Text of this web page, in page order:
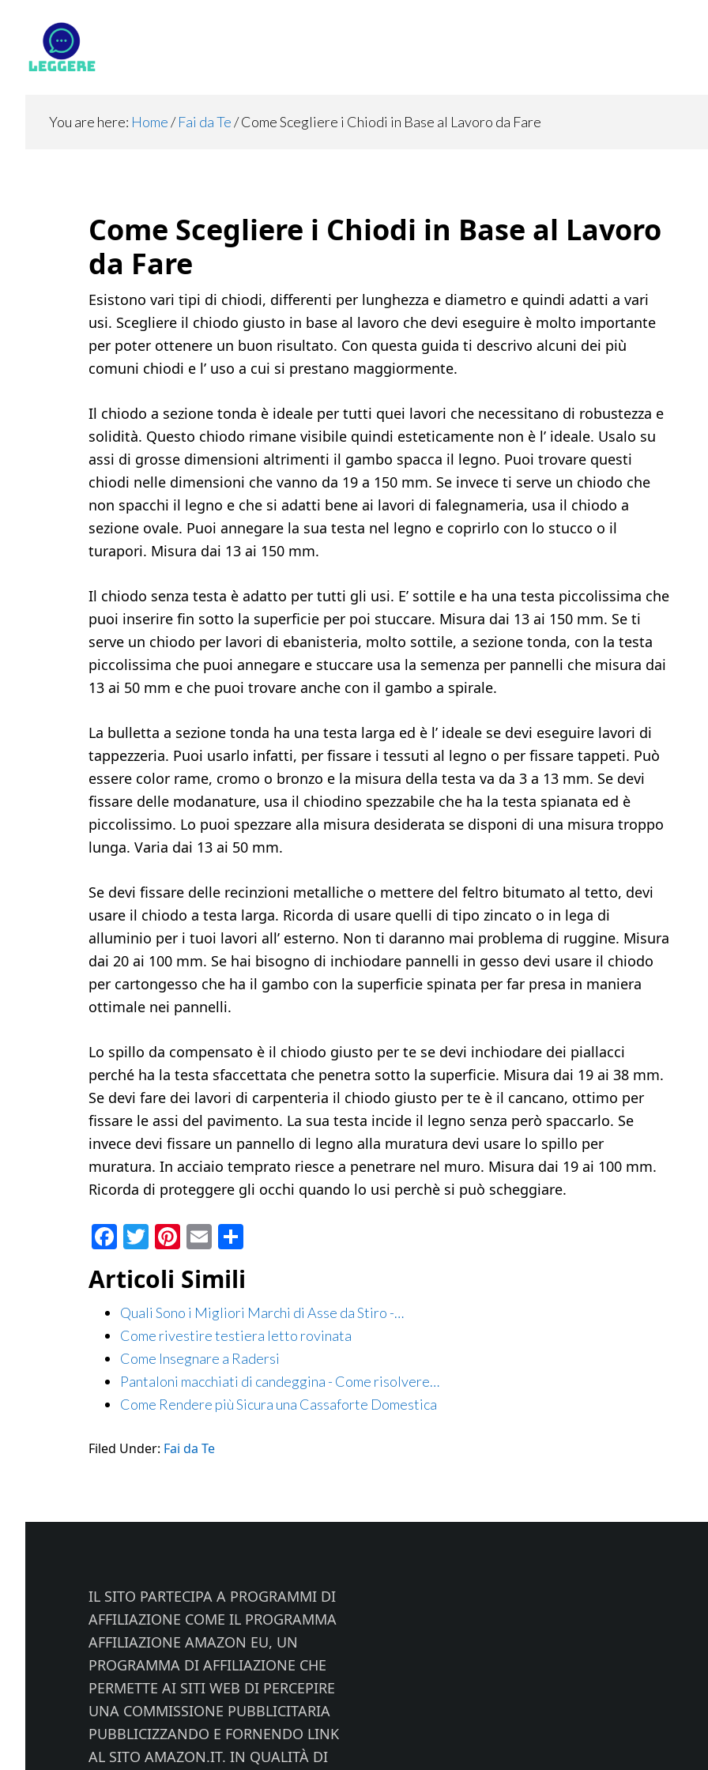
primary
footer
You are here: Home/ Fai da Te/Come Scegliere i Chiodi in Base al Lavoro da Fare
Come Scegliere i Chiodi in Base al Lavoro
da Fare
Esistono vari tipi di chiodi, differenti per lunghezza e diametro e quindi adatti a vari
usi. Scegliere il chiodo giusto in base al lavoro che devi eseguire è molto importante
per poter ottenere un buon risultato. Con questa guida ti descrivo alcuni dei più
comuni chiodi e l’ uso a cui si prestano maggiormente.
Il chiodo a sezione tonda è ideale per tutti quei lavori che necessitano di robustezza e
solidità. Questo chiodo rimane visibile quindi esteticamente non è l’ ideale. Usalo su
assi di grosse dimensioni altrimenti il gambo spacca il legno. Puoi trovare questi
chiodi nelle dimensioni che vanno da 19 a 150 mm. Se invece ti serve un chiodo che
non spacchi il legno e che si adatti bene ai lavori di falegnameria, usa il chiodo a
sezione ovale. Puoi annegare la sua testa nel legno e coprirlo con lo stucco o il
turapori. Misura dai 13 ai 150 mm.
Il chiodo senza testa è adatto per tutti gli usi. E’ sottile e ha una testa piccolissima che
puoi inserire fin sotto la superficie per poi stuccare. Misura dai 13 ai 150 mm. Se ti
serve un chiodo per lavori di ebanisteria, molto sottile, a sezione tonda, con la testa
piccolissima che puoi annegare e stuccare usa la semenza per pannelli che misura dai
13 ai 50 mm e che puoi trovare anche con il gambo a spirale.
La bulletta a sezione tonda ha una testa larga ed è l’ ideale se devi eseguire lavori di
tappezzeria. Puoi usarlo infatti, per fissare i tessuti al legno o per fissare tappeti. Può
essere color rame, cromo o bronzo e la misura della testa va da 3 a 13 mm. Se devi
fissare delle modanature, usa il chiodino spezzabile che ha la testa spianata ed è
piccolissimo. Lo puoi spezzare alla misura desiderata se disponi di una misura troppo
lunga. Varia dai 13 ai 50 mm.
Se devi fissare delle recinzioni metalliche o mettere del feltro bitumato al tetto, devi
usare il chiodo a testa larga. Ricorda di usare quelli di tipo zincato o in lega di
alluminio per i tuoi lavori all’ esterno. Non ti daranno mai problema di ruggine. Misura
dai 20 ai 100 mm. Se hai bisogno di inchiodare pannelli in gesso devi usare il chiodo
per cartongesso che ha il gambo con la superficie spinata per far presa in maniera
ottimale nei pannelli.
Lo spillo da compensato è il chiodo giusto per te se devi inchiodare dei piallacci
perché ha la testa sfaccettata che penetra sotto la superficie. Misura dai 19 ai 38 mm.
Se devi fare dei lavori di carpenteria il chiodo giusto per te è il cancano, ottimo per
fissare le assi del pavimento. La sua testa incide il legno senza però spaccarlo. Se
invece devi fissare un pannello di legno alla muratura devi usare lo spillo per
muratura. In acciaio temprato riesce a penetrare nel muro. Misura dai 19 ai 100 mm.
Ricorda di proteggere gli occhi quando lo usi perchè si può scheggiare.
Facebook
Twitter
Pinterest
Email
Articoli Simili
Quali Sono i Migliori Marchi di Asse da Stiro -…
Come rivestire testiera letto rovinata
Come Insegnare a Radersi
Pantaloni macchiati di candeggina - Come risolvere…
Come Rendere più Sicura una Cassaforte Domestica​
Filed Under: Fai da Te
IL SITO PARTECIPA A PROGRAMMI DI
AFFILIAZIONE COME IL PROGRAMMA
AFFILIAZIONE AMAZON EU, UN
PROGRAMMA DI AFFILIAZIONE CHE
PERMETTE AI SITI WEB DI PERCEPIRE
UNA COMMISSIONE PUBBLICITARIA
PUBBLICIZZANDO E FORNENDO LINK
AL SITO AMAZON.IT. IN QUALITÀ DI